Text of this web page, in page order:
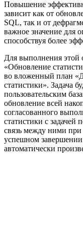
Повышение
зависит как от
SQL, так и от
важное значение для
способствуя более
Для выполнения этой
«Обновление
во вложенный план
статистики». Задача
пользовательским
обновление всей
согласованного
статистики с задачей
связь между ними
успешном завершении
автоматически